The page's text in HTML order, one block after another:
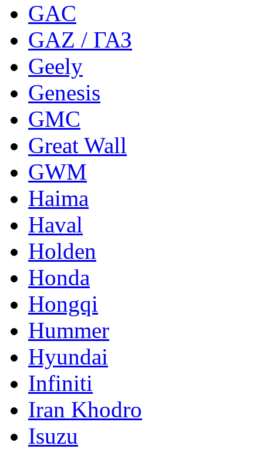
GAC
GAZ / ГАЗ
Geely
Genesis
GMC
Great Wall
GWM
Haima
Haval
Holden
Honda
Hongqi
Hummer
Hyundai
Infiniti
Iran Khodro
Isuzu